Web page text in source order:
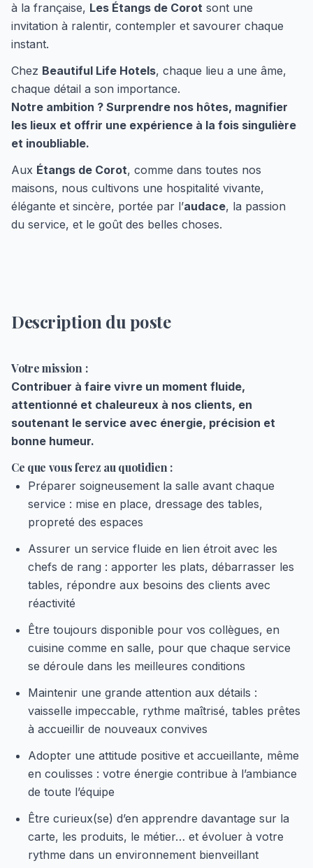
à la française, Les Étangs de Corot sont une
invitation à ralentir, contempler et savourer chaque
instant.
Chez Beautiful Life Hotels, chaque lieu a une âme,
chaque détail a son importance.
Notre ambition ? Surprendre nos hôtes, magnifier
les lieux et offrir une expérience à la fois singulière
et inoubliable.
Aux Étangs de Corot, comme dans toutes nos
maisons, nous cultivons une hospitalité vivante,
élégante et sincère, portée par l’audace, la passion
du service, et le goût des belles choses.
Description du poste
Votre mission :
Contribuer à faire vivre un moment fluide,
attentionné et chaleureux à nos clients, en
soutenant le service avec énergie, précision et
bonne humeur.
Ce que vous ferez au quotidien :
Préparer soigneusement la salle avant chaque
service : mise en place, dressage des tables,
propreté des espaces
Assurer un service fluide en lien étroit avec les
chefs de rang : apporter les plats, débarrasser les
tables, répondre aux besoins des clients avec
réactivité
Être toujours disponible pour vos collègues, en
cuisine comme en salle, pour que chaque service
se déroule dans les meilleures conditions
Maintenir une grande attention aux détails :
vaisselle impeccable, rythme maîtrisé, tables prêtes
à accueillir de nouveaux convives
Adopter une attitude positive et accueillante, même
en coulisses : votre énergie contribue à l’ambiance
de toute l’équipe
Être curieux(se) d’en apprendre davantage sur la
carte, les produits, le métier… et évoluer à votre
rythme dans un environnement bienveillant